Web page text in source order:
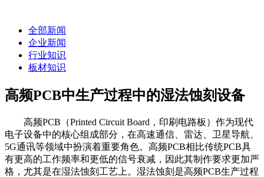
全部新闻
企业新闻
行业知识
板材知识
高频PCB中生产过程中的湿法蚀刻设备
高频PCB（Printed Circuit Board，印刷电路板）作为现代
电子设备中的核心组成部分，在高速通信、雷达、卫星导航、
5G通讯等领域中扮演着重要角色。高频PCB相比传统PCB具
有更高的工作频率和更低的信号衰减，因此其制作要求更加严
格，尤其是在湿法蚀刻工艺上。湿法蚀刻是高频PCB生产过程